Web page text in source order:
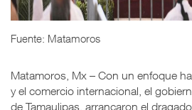
Fuente: Matamoros
Matamoros, Mx – Con un enfoque
y el comercio internacional, el
de Tamaulipas, arrancaron el